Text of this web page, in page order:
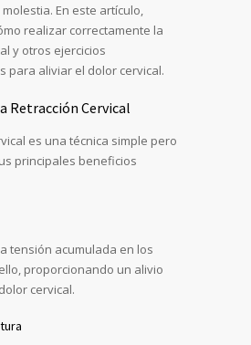
En este artículo,
realizar correctamente la
y otros ejercicios
para aliviar el dolor cervical.
Retracción Cervical
es una técnica simple pero
principales beneficios
tensión acumulada en los
proporcionando un alivio
cervical.